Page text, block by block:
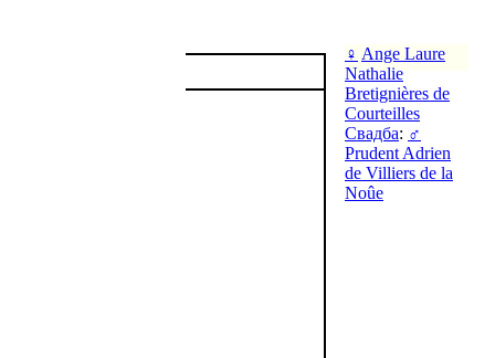
♀ Ange Laure
Nathalie
Bretignières de
Courteilles
Свадба: ♂
Prudent Adrien
de Villiers de la
Noûe